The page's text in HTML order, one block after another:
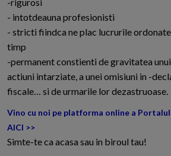
- intotdeauna profesionisti
- stricti fiindca ne plac lucrurile
timp
-permanent constienti de gravitatea
actiuni intarziate, a unei omisiuni in -
fiscale… si de urmarile lor dezastruoase.
Vino cu noi pe platforma online a
AICI >>
Simte-te ca acasa sau in biroul tau!